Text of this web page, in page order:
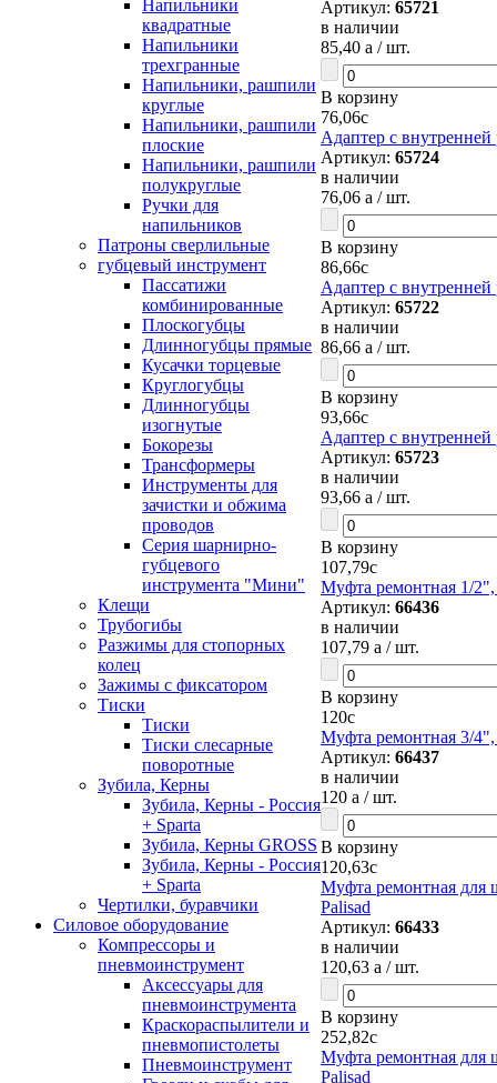
Напильники
квадратные
Напильники
трехгранные
Напильники, рашпили
круглые
Напильники, рашпили
плоские
Напильники, рашпили
полукруглые
Ручки для
напильников
Патроны сверлильные
губцевый инструмент
Пассатижи
комбинированные
Плоскогубцы
Длинногубцы прямые
Кусачки торцевые
Круглогубцы
Длинногубцы
изогнутые
Бокорезы
Трансформеры
Инструменты для
зачистки и обжима
проводов
Серия шарнирно-
губцевого
инструмента "Мини"
Клещи
Трубогибы
Разжимы для стопорных
колец
Зажимы с фиксатором
Тиски
Тиски
Тиски слесарные
поворотные
Зубила, Керны
Зубила, Керны - Россия
+ Sparta
Зубила, Керны GROSS
Зубила, Керны - Россия
+ Sparta
Чертилки, буравчики
Силовое оборудование
Компрессоры и
пневмоинструмент
Аксессуары для
пневмоинструмента
Краскораспылители и
пневмопистолеты
Пневмоинструмент
Артикул: 65721
в наличии
85,40 a / шт.
В корзину
76,06c
Адаптер с
Артикул: 65724
в наличии
76,06 a / шт.
В корзину
86,66c
Адаптер с
Артикул: 65722
в наличии
86,66 a / шт.
В корзину
93,66c
Адаптер с
Артикул: 65723
в наличии
93,66 a / шт.
В корзину
107,79c
Муфта ремонтная 1/
Артикул: 66436
в наличии
107,79 a / шт.
В корзину
120c
Муфта ремонтная 3/
Артикул: 66437
в наличии
120 a / шт.
В корзину
120,63c
Муфта ремонтная для
Palisad
Артикул: 66433
в наличии
120,63 a / шт.
В корзину
252,82c
Муфта ремонтная для
Palisad